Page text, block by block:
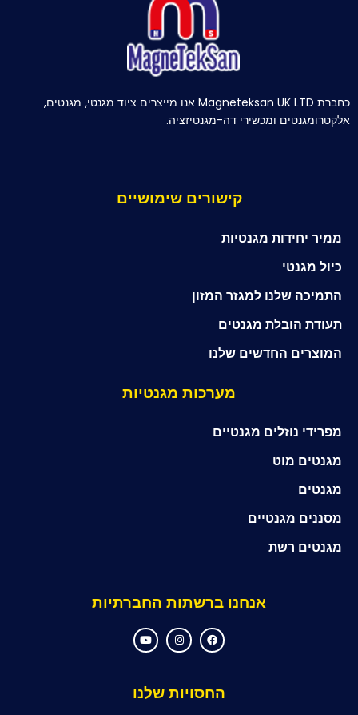
כחברת Magneteksan UK LTD אנו מייצרים ציוד מגנטי, מגנטים,
אלקטרומגנטים ומכשירי דה-מגנטיזציה.
קישורים שימושיים
ממיר יחידות מגנטיות
כיול מגנטי
התמיכה שלנו למגזר המזון
תעודת הובלת מגנטים
המוצרים החדשים שלנו
מערכות מגנטיות
מפרידי נוזלים מגנטיים
מגנטים מוט
מגנטים
מסננים מגנטיים
מגנטים רשת
אנחנו ברשתות החברתיות
F
a
c
o
I
n
s
r
Y
o
u
b
e
החסויות שלנו